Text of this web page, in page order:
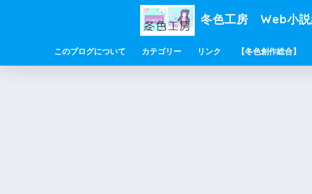
冬色工房 Web小説
このブログについて カテゴリー リンク 【冬色創作総合】